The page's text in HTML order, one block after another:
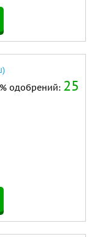
% одобрений: 25